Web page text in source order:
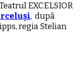
EXCELSIOR
, după
regia Stelian